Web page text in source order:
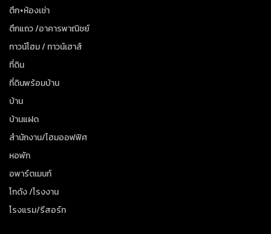
ตึก+ห้องเช่า
ตึกแถว /อาคารพาณิชย์
ทาวน์โฮม / ทาวน์เฮาส์
ที่ดิน
ที่ดินพร้อมบ้าน
บ้าน
บ้านแฝด
สำนักงาน/โฮมออฟฟิศ
หอพัก
อพาร์ตเมนท์
โกดัง /โรงงาน
โรงแรม/รีสอร์ท